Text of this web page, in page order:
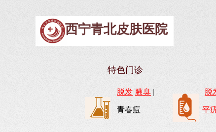
西宁青北皮肤医院
特色门诊
脱发 腋臭 |
青春痘
脱
平